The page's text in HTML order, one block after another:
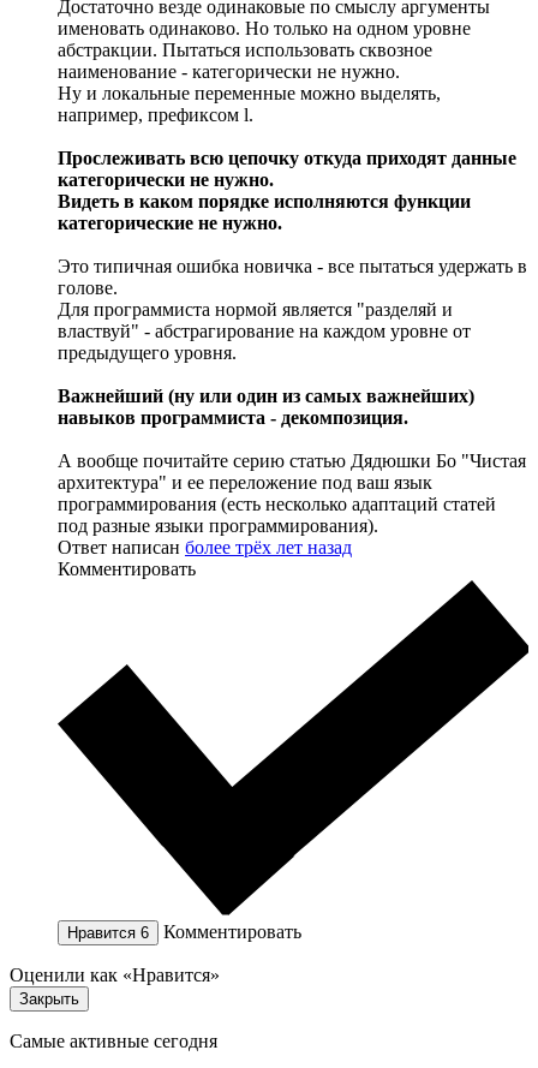
Достаточно везде одинаковые по смыслу аргументы
именовать одинаково. Но только на одном уровне
абстракции. Пытаться использовать сквозное
наименование - категорически не нужно.
Ну и локальные переменные можно выделять,
например, префиксом l.
Прослеживать всю цепочку откуда приходят данные
категорически не нужно.
Видеть в каком порядке исполняются функции
категорические не нужно.
Это типичная ошибка новичка - все пытаться удержать в
голове.
Для программиста нормой является "разделяй и
властвуй" - абстрагирование на каждом уровне от
предыдущего уровня.
Важнейший (ну или один из самых важнейших)
навыков программиста - декомпозиция.
А вообще почитайте серию статью Дядюшки Бо "Чистая
архитектура" и ее переложение под ваш язык
программирования (есть несколько адаптаций статей
под разные языки программирования).
Ответ написан более трёх лет назад
Комментировать
Нравится 6 Комментировать
Оценили как «Нравится»
Закрыть
Самые активные сегодня